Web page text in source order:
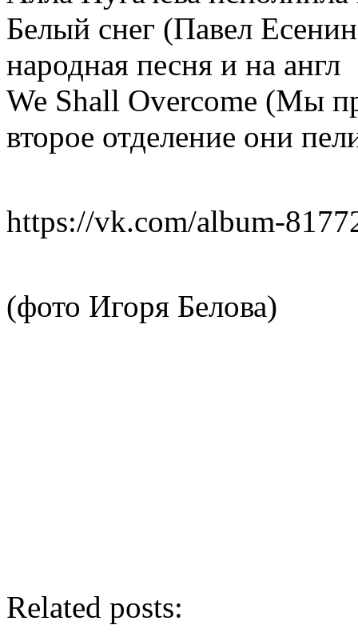
Белый снег (Павел
народная песня и на англ
We Shall Overcome (Мы
второе отделение они
https://vk.com/album-
(фото Игоря Белова)
Related posts: